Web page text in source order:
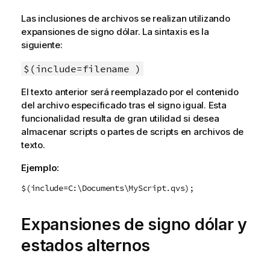
Las inclusiones de archivos se realizan utilizando
expansiones de signo dólar. La sintaxis es la
siguiente:
$(include=filename )
El texto anterior será reemplazado por el contenido
del archivo especificado tras el signo igual. Esta
funcionalidad resulta de gran utilidad si desea
almacenar scripts o partes de scripts en archivos de
texto.
Ejemplo:
$(include=C:\Documents\MyScript.qvs);
Expansiones de signo dólar y
estados alternos